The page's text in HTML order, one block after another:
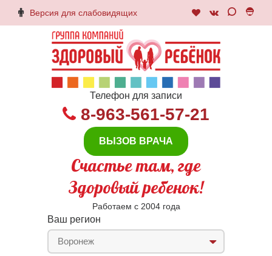
Версия для слабовидящих
Телефон для записи
8-963-561-57-21
ВЫЗОВ ВРАЧА
Счастье там, где
Здоровый ребенок!
Работаем с 2004 года
Ваш регион
Воронеж